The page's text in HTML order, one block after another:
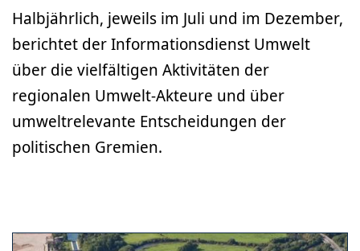
Halbjährlich, jeweils im Juli und im Dezember,
berichtet der Informationsdienst Umwelt
über die vielfältigen Aktivitäten der
regionalen Umwelt-Akteure und über
umweltrelevante Entscheidungen der
politischen Gremien.